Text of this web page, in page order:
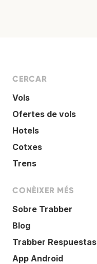
CERCAR
Vols
Ofertes de vols
Hotels
Cotxes
Trens
CONÈIXER MÉS
Sobre Trabber
Blog
Trabber Respuestas
App Android